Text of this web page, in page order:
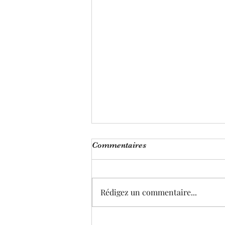
Trouver la joie en Dieu
Commentaires
Rédigez un commentaire...